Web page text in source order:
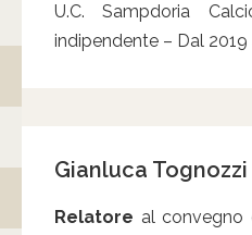
U.C. Sampdoria
indipendente – Dal 2019
Gianluca Tognozzi
Relatore al convegno